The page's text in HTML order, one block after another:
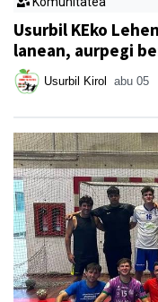
Usurbil KEko
lanean, aurpegi
Usurbil Kirol abu 05